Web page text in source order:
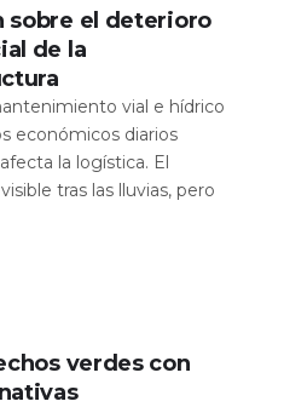
sobre el deterioro
de la
vial e hídrico
económicos diarios
la logística. El
tras las lluvias, pero
verdes con